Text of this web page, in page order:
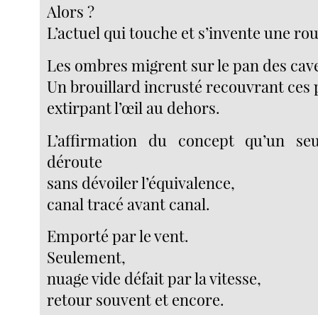
Alors ?
L’actuel qui touche et s’invente une
Les ombres migrent sur le pan des
Un brouillard incrusté recouvrant ces
extirpant l’œil au dehors.
L’affirmation du concept qu’un
déroute
sans dévoiler l’équivalence,
canal tracé avant canal.
Emporté par le vent.
Seulement,
nuage vide défait par la vitesse,
retour souvent et encore.